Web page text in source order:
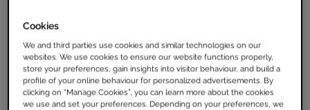
¿Te preguntas cómo se hace el famoso Cold
Brew?Pues es fácil, aunque tardarás un
poco.¡Te lo explicamos!
Cookies
We and third parties use cookies and similar technologies on our
websites. We use cookies to ensure our website functions properly,
store your preferences, gain insights into visitor behaviour, and build a
profile of your online behaviour for personalized advertisements. By
clicking on “Manage Cookies”, you can learn more about the cookies
we use and set your preferences. Depending on your preferences, we